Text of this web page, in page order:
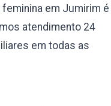
em Jumirim é
atendimento 24
em todas as